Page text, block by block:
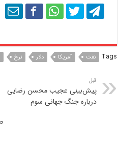
Tags نفت آمریکا دلار نرخ
قبل
پیش‌بینی عجیب محسن رضایی
درباره جنگ جهانی سوم